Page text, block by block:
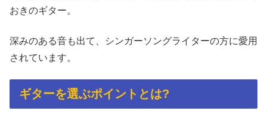
おきのギター。
深みのある音も出て、シンガーソングライターの方に愛用
されています。
ギターを選ぶポイントとは?